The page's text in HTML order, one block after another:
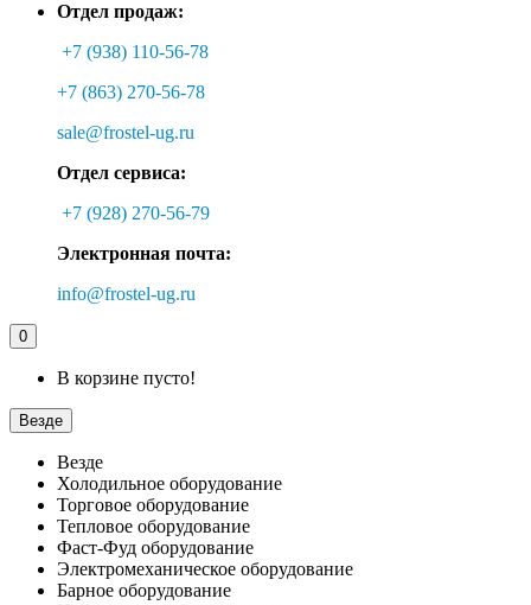
Отдел продаж:
+7 (938) 110-56-78
+7 (863) 270-56-78
sale@frostel-ug.ru
Отдел сервиса:
+7 (928) 270-56-79
Электронная почта:
info@frostel-ug.ru
0
В корзине пусто!
Везде
Везде
Холодильное оборудование
Торговое оборудование
Тепловое оборудование
Фаст-Фуд оборудование
Электромеханическое оборудование
Барное оборудование